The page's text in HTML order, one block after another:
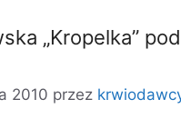
„Kropelka”
2010 przez